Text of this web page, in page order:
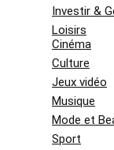
Investir &
Loisirs
Cinéma
Culture
Jeux vidéo
Musique
Mode et
Sport